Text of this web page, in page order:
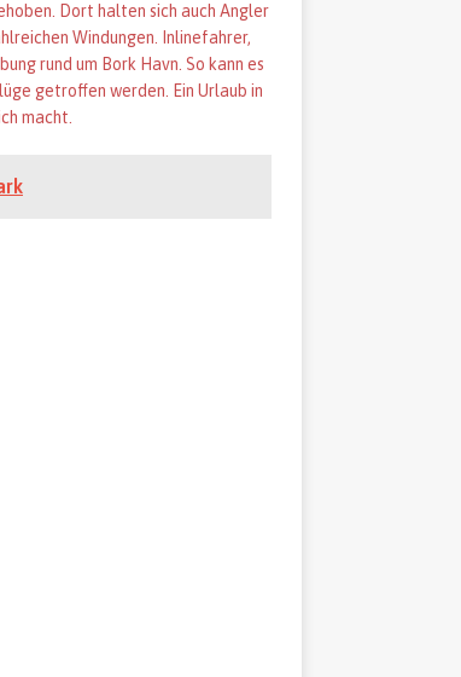
Dort halten sich auch Angler
Windungen. Inlinefahrer,
rund um Bork Havn. So kann es
getroffen werden. Ein Urlaub in
macht.